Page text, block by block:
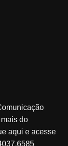
do
aqui e acesse